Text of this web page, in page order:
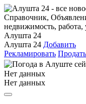
Алушта 24
Алушта 24 Добавить
Рекламировать Продать
Нет данных
Нет данных